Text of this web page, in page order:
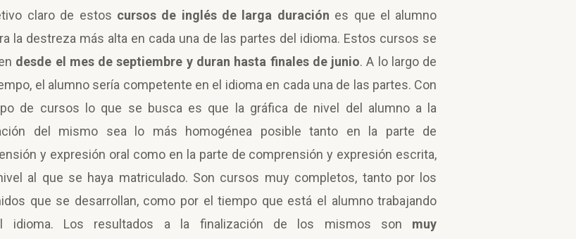
claro de estos cursos de inglés de larga duración es que el alumno
la destreza más alta en cada una de las partes del idioma. Estos cursos se
desde el mes de septiembre y duran hasta finales de junio. A lo largo de
el alumno sería competente en el idioma en cada una de las partes. Con
de cursos lo que se busca es que la gráfica de nivel del alumno a la
del mismo sea lo más homogénea posible tanto en la parte de
y expresión oral como en la parte de comprensión y expresión escrita,
al que se haya matriculado. Son cursos muy completos, tanto por los
que se desarrollan, como por el tiempo que está el alumno trabajando
idioma. Los resultados a la finalización de los mismos son muy